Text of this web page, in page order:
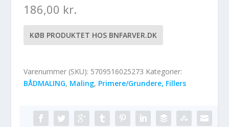
186,00 kr.
KØB PRODUKTET HOS BNFARVER.DK
Varenummer (SKU): 5709516025273 Kategorier:
BÅDMALING, Maling, Primere/Grundere, Fillers